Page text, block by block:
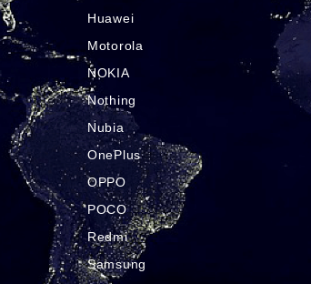
Huawei
Motorola
NOKIA
Nothing
Nubia
OnePlus
OPPO
POCO
Redmi
Samsung